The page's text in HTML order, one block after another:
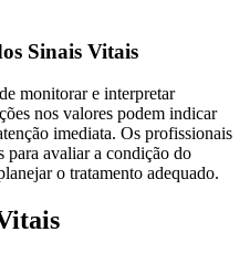
Sinais Vitais
monitorar e interpretar
nos valores podem indicar
imediata. Os profissionais
para avaliar a condição do
o tratamento adequado.